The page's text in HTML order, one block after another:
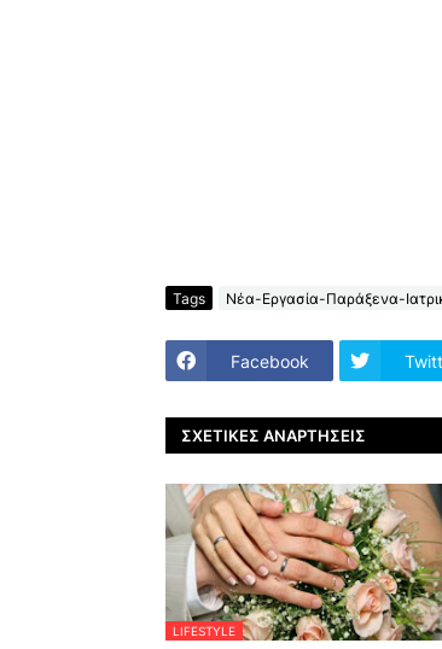
Tags Νέα-Εργασία-Παράξενα-
Facebook
ΣΧΕΤΙΚΈΣ ΑΝΑΡΤΉΣΕΙΣ
LIFESTYLE